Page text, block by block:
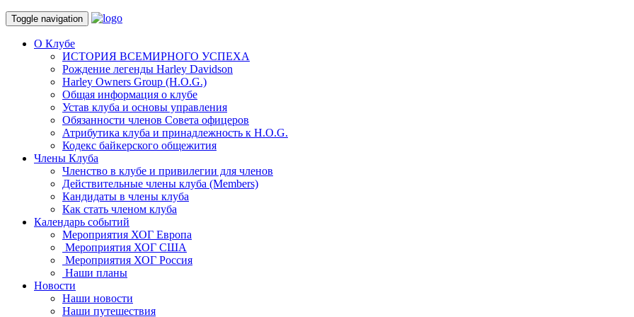
Toggle navigation
О Клубе
ИСТОРИЯ ВСЕМИРНОГО УСПЕХА
Рождение легенды Harley Davidson
Harley Owners Group (H.O.G.)
Общая информация о клубе
Устав клуба и основы управления
Обязанности членов Совета офицеров
Атрибутика клуба и принадлежность к H.O.G.
Кодекс байкерского общежития
Члены Клуба
Членство в клубе и привилегии для членов
Действительные члены клуба (Members)
Кандидаты в члены клуба
Как стать членом клуба
Календарь событий
Мероприятия ХОГ Европа
Мероприятия ХОГ США
Мероприятия ХОГ Россия
Наши планы
Новости
Наши новости
Наши путешествия